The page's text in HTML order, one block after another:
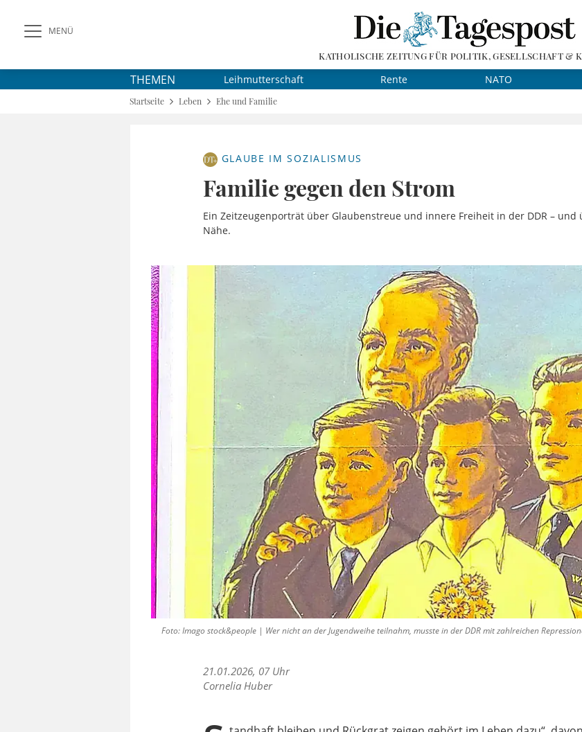
MENÜ
KATHOLISCHE ZEITUNG FÜR POLITIK, GESELLSCHAFT &
THEMEN Leihmutterschaft Rente NATO
Startseite Leben Ehe und Familie
GLAUBE IM SOZIALISMUS
Familie gegen den Strom
Ein Zeitzeugenporträt über Glaubenstreue und innere Freiheit in der DDR – und
Nähe.
Foto: Imago stock&people | Wer nicht an der Jugendweihe teilnahm, musste in der DDR mit zahlreichen
21.01.2026, 07 Uhr
Cornelia Huber